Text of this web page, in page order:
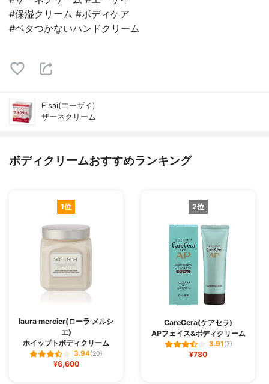
#保湿クリーム #ボディケア
#ベタつかないハンドクリーム
Eisai(エーザイ)
ザーネクリーム
ボディクリームおすすめランキング
1位
laura mercier(ローラ メルシ
エ)
ホイップトボディクリーム
3.94(20)
¥6,600
2位
CareCera(ケアセラ)
APフェイス&ボディクリーム
3.91(7)
¥780